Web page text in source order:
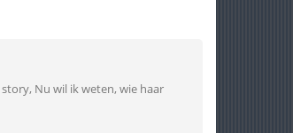
Nu wil ik weten, wie haar